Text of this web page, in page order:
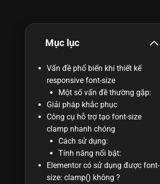
Mục lục
Vấn đề phổ biến khi thiết kế
responsive font-size
Một số vấn đề thường gặp:
Giải pháp khắc phục
Công cụ hỗ trợ tạo font-size
clamp nhanh chóng
Cách sử dụng:
Tính năng nổi bật:
Elementor có sử dụng được font-
size: clamp() không ?